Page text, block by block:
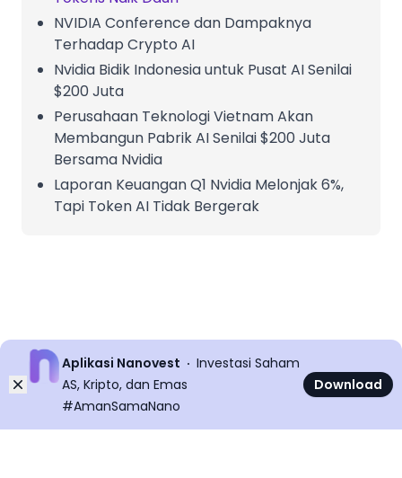
NVIDIA Conference dan Dampaknya
Terhadap Crypto AI
Nvidia Bidik Indonesia untuk Pusat AI Senilai
$200 Juta
Perusahaan Teknologi Vietnam Akan
Membangun Pabrik AI Senilai $200 Juta
Bersama Nvidia
Laporan Keuangan Q1 Nvidia Melonjak 6%,
Tapi Token AI Tidak Bergerak
Dismiss
Aplikasi Nanovest
Investasi Saham
AS, Kripto, dan Emas
#AmanSamaNano
Download